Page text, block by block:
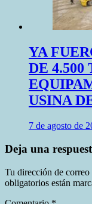
YA
DE 4.500
USINA
7 de agosto de
Deja una
Tu dirección de
obligatorios están